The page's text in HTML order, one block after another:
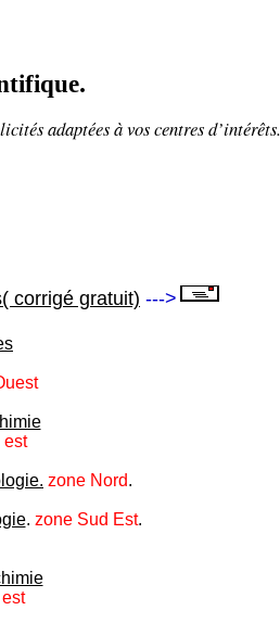
.
adaptées à vos centres d’intérêts.
corrigé gratuit) --->
est
zone Nord.
. zone Sud Est.